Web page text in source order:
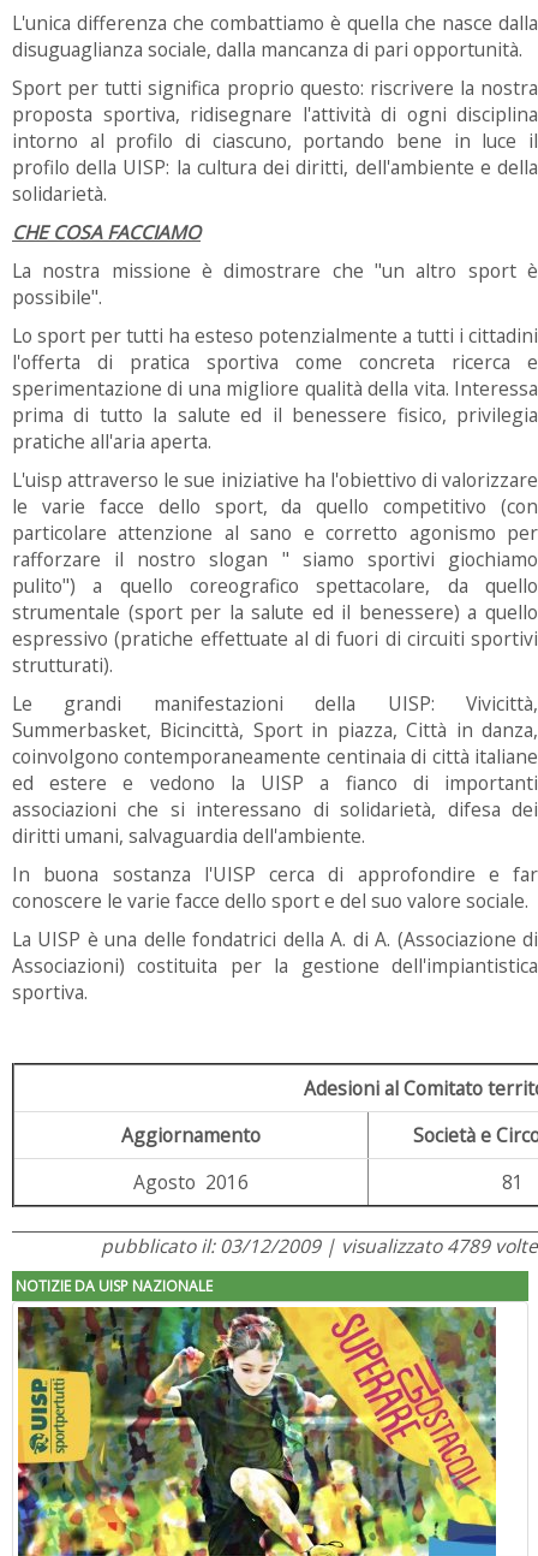
L'unica differenza che combattiamo è quella che nasce dalla
disuguaglianza sociale, dalla mancanza di pari opportunità.
Sport per tutti significa proprio questo: riscrivere la nostra
proposta sportiva, ridisegnare l'attività di ogni disciplina
intorno al profilo di ciascuno, portando bene in luce il
profilo della UISP: la cultura dei diritti, dell'ambiente e della
solidarietà.
CHE COSA FACCIAMO
La nostra missione è dimostrare che "un altro sport è
possibile".
Lo sport per tutti ha esteso potenzialmente a tutti i cittadini
l'offerta di pratica sportiva come concreta ricerca e
sperimentazione di una migliore qualità della vita. Interessa
prima di tutto la salute ed il benessere fisico, privilegia
pratiche all'aria aperta.
L'uisp attraverso le sue iniziative ha l'obiettivo di valorizzare
le varie facce dello sport, da quello competitivo (con
particolare attenzione al sano e corretto agonismo per
rafforzare il nostro slogan " siamo sportivi giochiamo
pulito") a quello coreografico spettacolare, da quello
strumentale (sport per la salute ed il benessere) a quello
espressivo (pratiche effettuate al di fuori di circuiti sportivi
strutturati).
Le grandi manifestazioni della UISP: Vivicittà,
Summerbasket, Bicincittà, Sport in piazza, Città in danza,
coinvolgono contemporaneamente centinaia di città italiane
ed estere e vedono la UISP a fianco di importanti
associazioni che si interessano di solidarietà, difesa dei
diritti umani, salvaguardia dell'ambiente.
In buona sostanza l'UISP cerca di approfondire e far
conoscere le varie facce dello sport e del suo valore sociale.
La UISP è una delle fondatrici della A. di A. (Associazione di
Associazioni) costituita per la gestione dell'impiantistica
sportiva.
Adesioni al Comitato
Aggiornamento
Società e
Agosto 2016
81
pubblicato il: 03/12/2009 | visualizzato 4789 volte
NOTIZIE DA UISP NAZIONALE